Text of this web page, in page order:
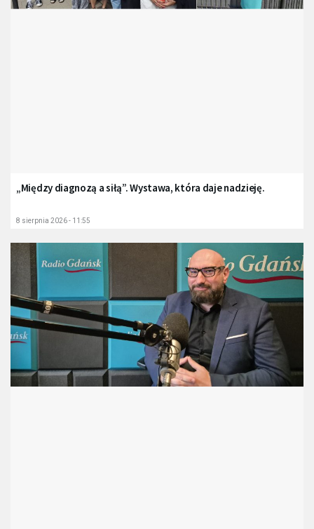
„Między diagnozą a siłą”. Wystawa, która daje nadzieję.
8 sierpnia 2026 - 11:55